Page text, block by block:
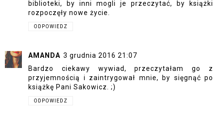
biblioteki, by inni mogli je przeczytać, by książki
rozpoczęły nowe życie.
ODPOWIEDZ
AMANDA 3 grudnia 2016 21:07
Bardzo ciekawy wywiad, przeczytałam go z
przyjemnością i zaintrygował mnie, by sięgnąć po
książkę Pani Sakowicz. ;)
ODPOWIEDZ